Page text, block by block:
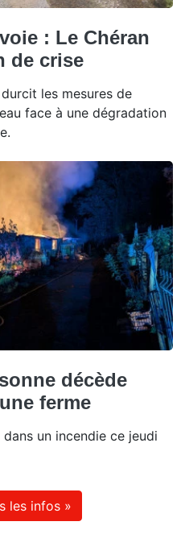
: Le Chéran
de crise
les mesures de
face à une dégradation
décède
ferme
un incendie ce jeudi
les infos »